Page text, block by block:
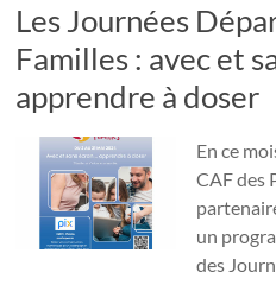
Les Journées
Familles : avec et
apprendre à doser
En ce
CAF des
un
des